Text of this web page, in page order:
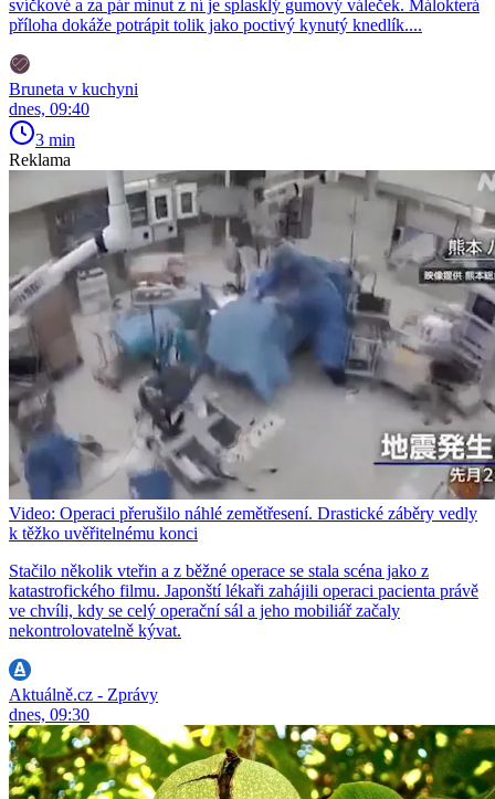
svíčkové a za pár minut z ní je splasklý gumový váleček. Málokterá
příloha dokáže potrápit tolik jako poctivý kynutý knedlík....
Bruneta v kuchyni
dnes, 09:40
3 min
Reklama
Video: Operaci přerušilo náhlé zemětřesení. Drastické záběry vedly
k těžko uvěřitelnému konci
Stačilo několik vteřin a z běžné operace se stala scéna jako z
katastrofického filmu. Japonští lékaři zahájili operaci pacienta právě
ve chvíli, kdy se celý operační sál a jeho mobiliář začaly
nekontrolovatelně kývat.
Aktuálně.cz - Zprávy
dnes, 09:30